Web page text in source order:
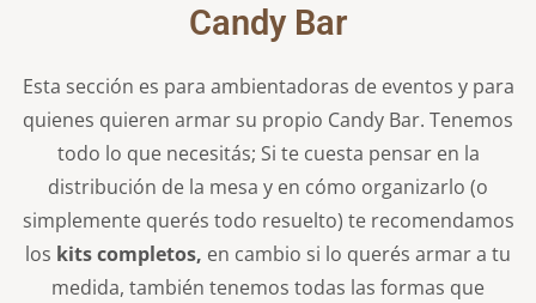
Candy Bar
Esta sección es para ambientadoras de eventos y para
quienes quieren armar su propio Candy Bar. Tenemos
todo lo que necesitás; Si te cuesta pensar en la
distribución de la mesa y en cómo organizarlo (o
simplemente querés todo resuelto) te recomendamos
los kits completos, en cambio si lo querés armar a tu
medida, también tenemos todas las formas que